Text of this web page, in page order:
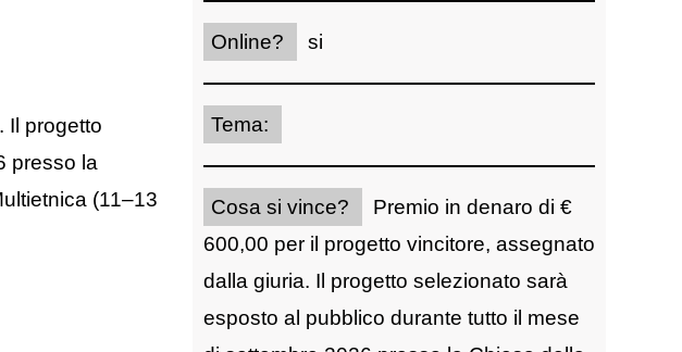
Il progetto
presso la
(11–13
Online? si
Tema:
Cosa si vince?
Premio in denaro di €
600,00 per il progetto vincitore, assegnato
dalla giuria. Il progetto selezionato sarà
esposto al pubblico durante tutto il mese